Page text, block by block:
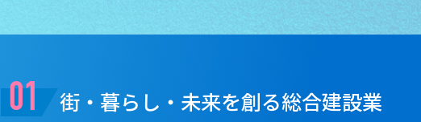
01 街・暮らし・未来を創る総合建設業